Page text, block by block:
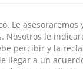
Le asesoraremos
Nosotros le
percibir y la
llegar a un